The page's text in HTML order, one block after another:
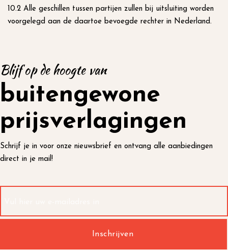
10.2 Alle geschillen tussen partijen zullen bij uitsluiting worden
voorgelegd aan de daartoe bevoegde rechter in Nederland.
Blijf op de hoogte van
buitengewone
prijsverlagingen
Schrijf je in voor onze nieuwsbrief en ontvang alle aanbiedingen
direct in je mail!